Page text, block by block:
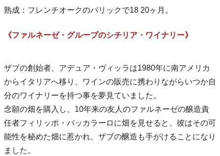
熟成：フレンチオークのバリックで18 20ヶ月。
《ファルネーゼ・グループのシチリア・ワイナリー》
ザブの創始者、アデュア・ヴィッラは1980年に南アメリカ
からイタリアへ移り、ワインの販売に携わりながらいつか自
分のワイナリーを持つ事を夢見ていました。
念願の畑を購入し、10年来の友人のファルネーゼの醸造責
任者フィリッポ・バッカラーロに畑を見せると、彼はその可
能性を秘めた畑に惹かれ、ザブの醸造も手がけることになり
ました。